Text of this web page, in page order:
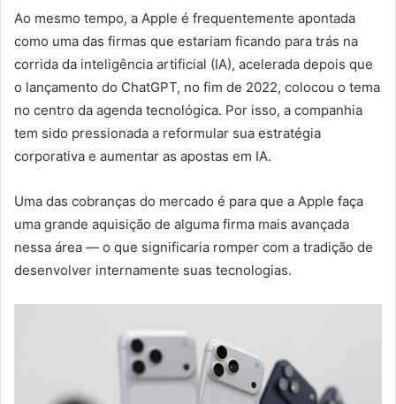
Ao mesmo tempo, a Apple é frequentemente apontada
como uma das firmas que estariam ficando para trás na
corrida da inteligência artificial (IA), acelerada depois que
o lançamento do ChatGPT, no fim de 2022, colocou o tema
no centro da agenda tecnológica. Por isso, a companhia
tem sido pressionada a reformular sua estratégia
corporativa e aumentar as apostas em IA.
Uma das cobranças do mercado é para que a Apple faça
uma grande aquisição de alguma firma mais avançada
nessa área — o que significaria romper com a tradição de
desenvolver internamente suas tecnologias.